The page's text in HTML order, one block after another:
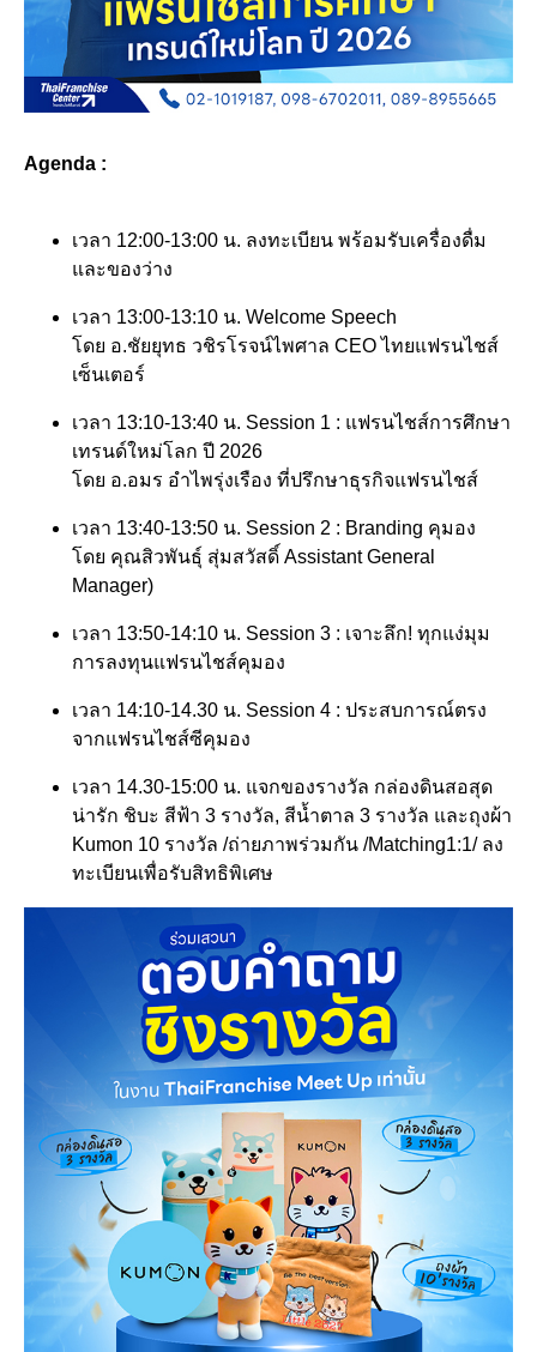
Agenda :
เวลา 12:00-13:00 น. ลงทะเบียน พร้อมรับเครื่องดื่ม
และของว่าง
เวลา 13:00-13:10 น. Welcome Speech
โดย อ.ชัยยุทธ วชิรโรจน์ไพศาล CEO ไทยแฟรนไชส์
เซ็นเตอร์
เวลา 13:10-13:40 น. Session 1 : แฟรนไชส์การศึกษา
เทรนด์ใหม่โลก ปี 2026
โดย อ.อมร อำไพรุ่งเรือง ที่ปรึกษาธุรกิจแฟรนไชส์
เวลา 13:40-13:50 น. Session 2 : Branding คุมอง
โดย คุณสิวพันธุ์ สุ่มสวัสดิ์ Assistant General
Manager)
เวลา 13:50-14:10 น. Session 3 : เจาะลึก! ทุกแง่มุม
การลงทุนแฟรนไชส์คุมอง
เวลา 14:10-14.30 น. Session 4 : ประสบการณ์ตรง
จากแฟรนไชส์ซีคุมอง
เวลา 14.30-15:00 น. แจกของรางวัล กล่องดินสอสุด
น่ารัก ชิบะ สีฟ้า 3 รางวัล, สีน้ำตาล 3 รางวัล และถุงผ้า
Kumon 10 รางวัล /ถ่ายภาพร่วมกัน /Matching1:1/ ลง
ทะเบียนเพื่อรับสิทธิพิเศษ